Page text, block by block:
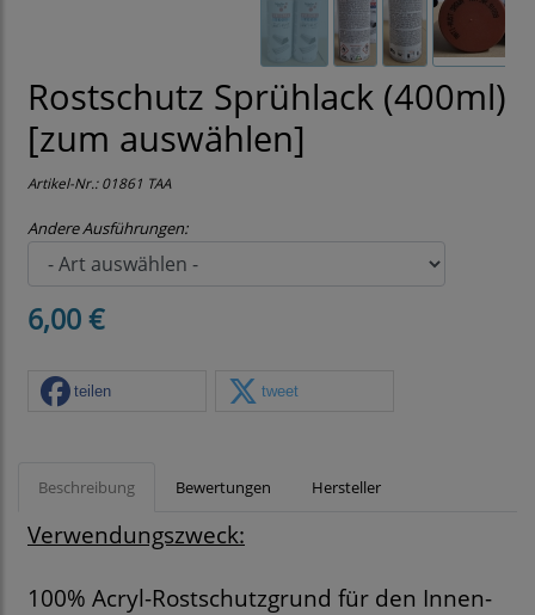
Rostschutz Sprühlack (400ml)
[zum auswählen]
Artikel-Nr.:01861 TAA
Andere Ausführungen:
6,00 €
teilen tweet
Beschreibung Bewertungen Hersteller
Verwendungszweck:
100% Acryl-Rostschutzgrund für den Innen-